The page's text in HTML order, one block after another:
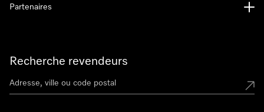
Recherche revendeurs
Partenaires